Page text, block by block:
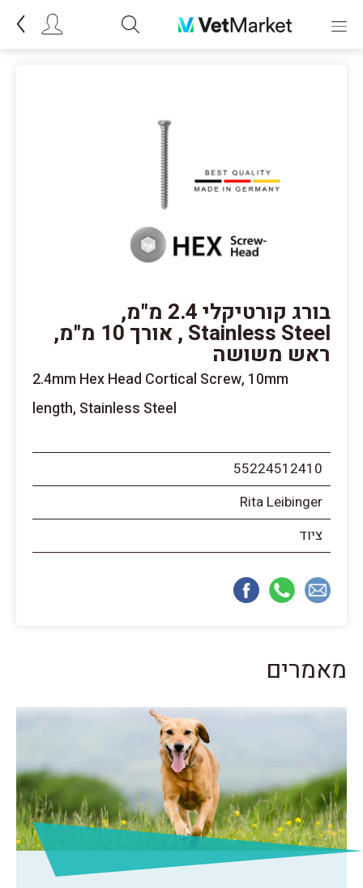
בורג קורטיקלי 2.4 מ"מ,
Stainless Steel , אורך 10 מ"מ,
ראש משושה
2.4mm Hex Head Cortical Screw, 10mm
length, Stainless Steel
55224512410
Rita Leibinger
ציוד
מאמרים